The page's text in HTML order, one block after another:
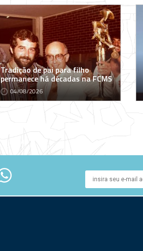
Tradição de pai para filho
permanece há décadas na FCMS
04/08/2026